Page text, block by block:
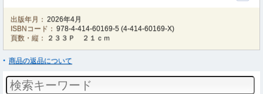
出版年月： 2026年4月
ISBNコード： 978-4-414-60169-5 (4-414-60169-X)
頁数・縦：
２３３Ｐ ２１ｃｍ
商品の返品について